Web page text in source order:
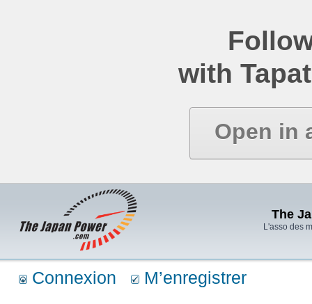
with
Open in
The
L'asso des
Connexion M’enregistrer